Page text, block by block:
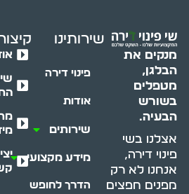
מנקים את
הבלגן,
מטפלים
בשורש
הבעיה.
אצלנו בשי
פינוי דירה,
אנחנו לא רק
מפנים חפצים
שירותינו
פינוי דירה
אודות
שירותים
מידע מקצועי
הדרך לחופש